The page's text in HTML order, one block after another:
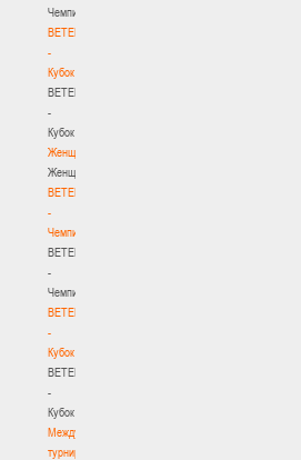
Чемпионат
BETERA
-
Кубок
BETERA
-
Кубок
Женщины
Женщины
BETERA
-
Чемпионат
BETERA
-
Чемпионат
BETERA
-
Кубок
BETERA
-
Кубок
Международный
турнир